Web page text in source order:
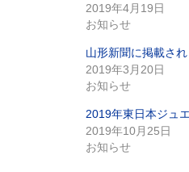
2019年4月19日
お知らせ
山形新聞に掲載さ
2019年3月20日
お知らせ
2019年東日本ジュ
2019年10月25日
お知らせ